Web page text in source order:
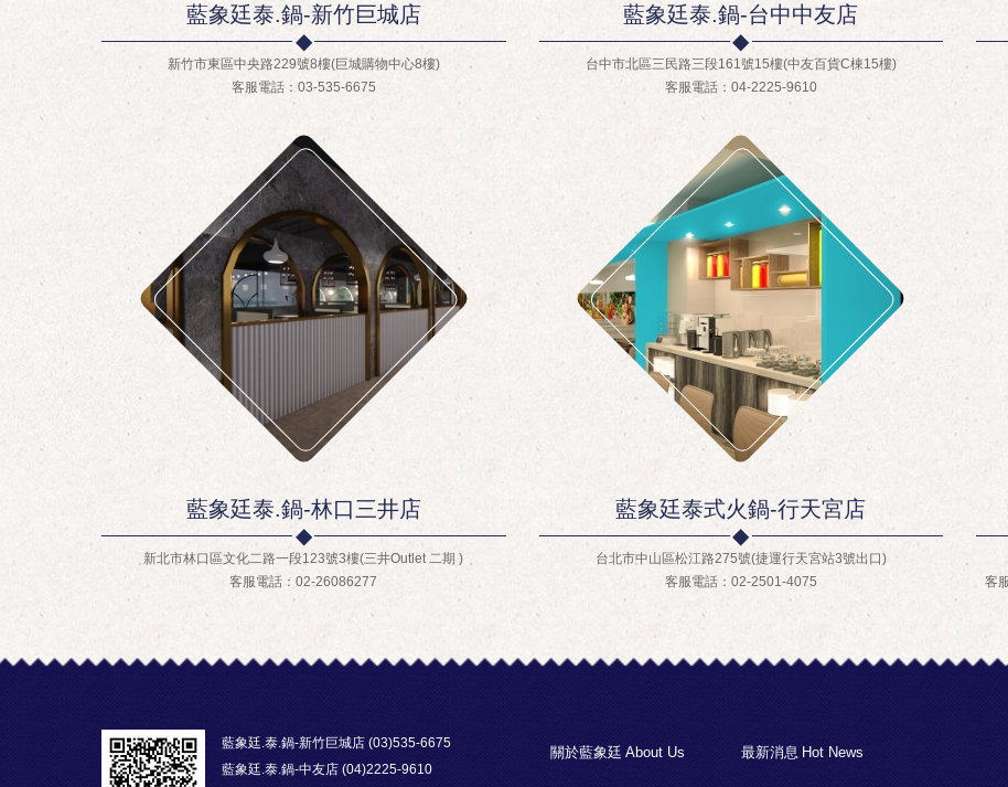
藍象廷泰.鍋-新竹巨城店
新竹市東區中央路229號8樓(巨城購物中心8樓)
客服電話：03-535-6675
藍象廷泰.鍋-台中中友店
台中市北區三民路三段161號15樓(中友百貨C棟15樓)
客服電話：04-2225-9610
藍象廷泰.鍋-林口三井店
新北市林口區文化二路一段123號3樓(三井Outlet 二期 )
客服電話：02-26086277
藍象廷泰式火鍋-行天宮店
台北市中山區松江路275號(捷運行天宮站3號出口)
客服電話：02-2501-4075
客
藍象廷.泰.鍋-新竹巨城店 (03)535-6675
藍象廷.泰.鍋-中友店 (04)2225-9610
關於藍象廷 About Us 最新消息 Hot News